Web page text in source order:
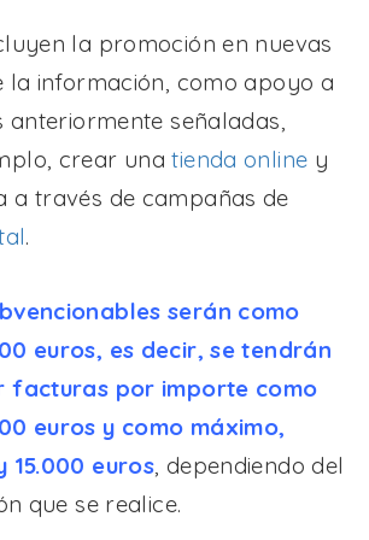
la promoción en nuevas
la información, como apoyo a
anteriormente señaladas,
crear unatienda online y
a través de campañas de
.
serán como
euros, es decir, se tendrán
facturas por importe como
euros y como máximo,
15.000 euros, dependiendo del
que se realice.